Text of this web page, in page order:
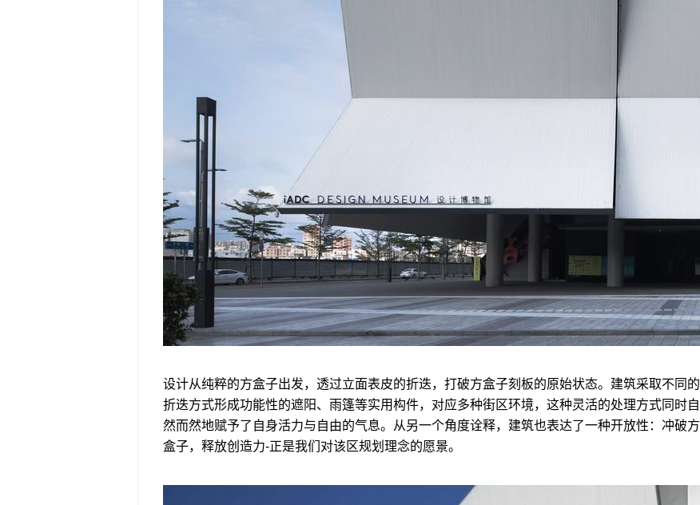
设计从纯粹的方盒子出发，透过立面表皮的折迭，打破方盒子刻板的原始状态。建筑采取不同的
折迭方式形成功能性的遮阳、雨篷等实用构件，对应多种街区环境，这种灵活的处理方式同时自
然而然地赋予了自身活力与自由的气息。从另一个角度诠释，建筑也表达了一种开放性：冲破方
盒子，释放创造力-正是我们对该区规划理念的愿景。